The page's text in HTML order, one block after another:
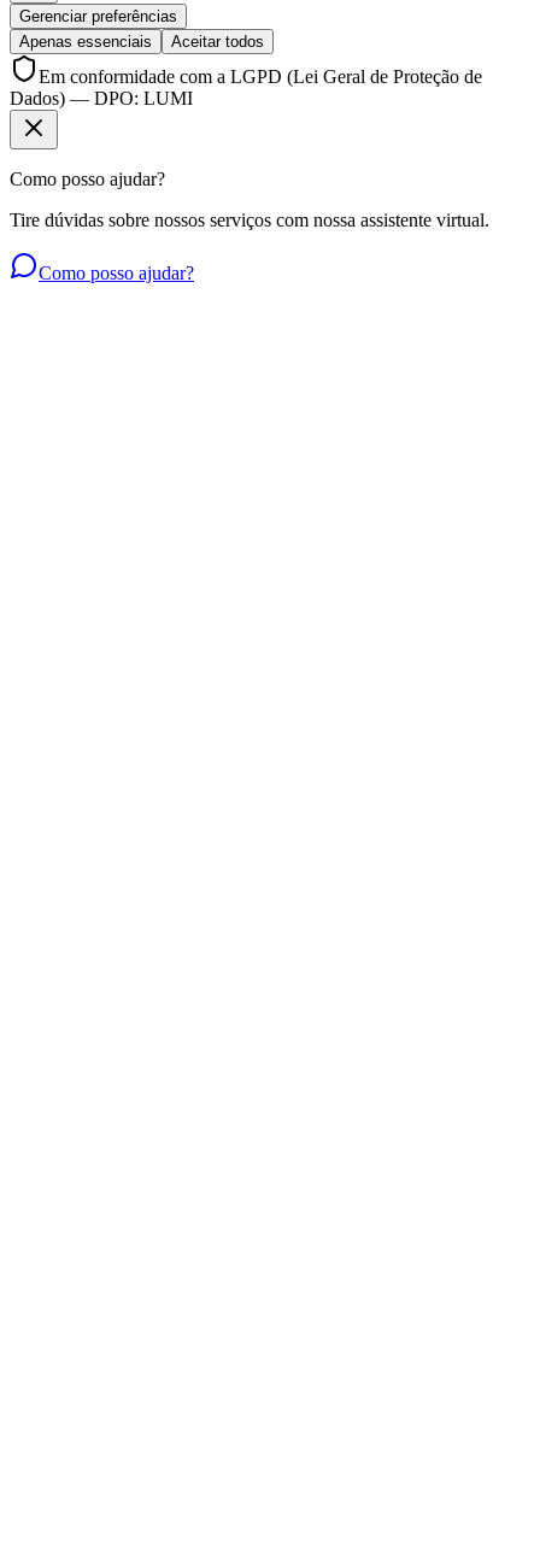
Gerenciar preferências
Apenas essenciais
Aceitar todos
Em conformidade com a LGPD (Lei Geral de Proteção de
Dados) — DPO: LUMI
Como posso ajudar?
Tire dúvidas sobre nossos serviços com nossa assistente virtual.
Como posso ajudar?